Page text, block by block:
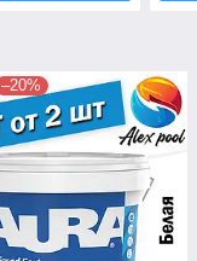
–20%